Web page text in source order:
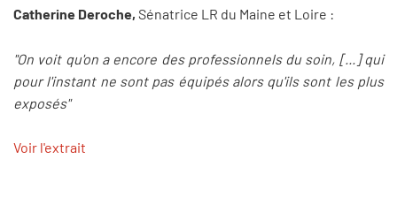
Catherine Deroche, Sénatrice LR du Maine et Loire :
"On voit qu'on a encore des professionnels du soin, [...] qui
pour l'instant ne sont pas équipés alors qu'ils sont les plus
exposés"
Voir l'extrait